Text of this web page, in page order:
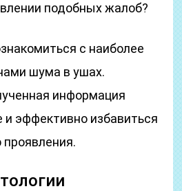
подобных жалоб?
с наиболее
шума в ушах.
информация
эффективно избавиться